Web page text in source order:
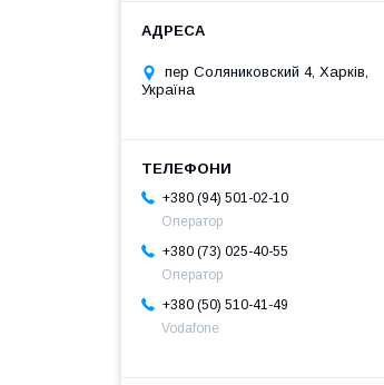
пер Соляниковский 4, Харків,
Україна
+380 (94) 501-02-10
Оператор
+380 (73) 025-40-55
Оператор
+380 (50) 510-41-49
Vodafone